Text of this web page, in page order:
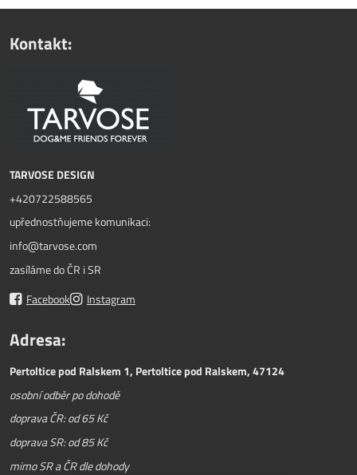
Kontakt:
TARVOSE DESIGN
+420722588565
upřednostňujeme komunikaci:
info@tarvose.com
zasíláme do ČR i SR
Facebook
Instagram
Adresa:
Pertoltice pod Ralskem 1, Pertoltice pod Ralskem, 47124
osobní odběr po dohodě
doprava ČR: od 65 Kč
doprava SR: od 85 Kč
mimo SR a ČR dle dohody